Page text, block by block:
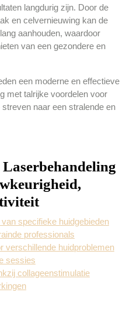
langdurig zijn. Door de
en celvernieuwing kan de
aanhouden, waardoor
van een gezondere en
een moderne en effectieve
met talrijke voordelen voor
naar een stralende en
specifieke huidgebieden
professionals
verschillende huidproblemen
sessies
collageenstimulatie